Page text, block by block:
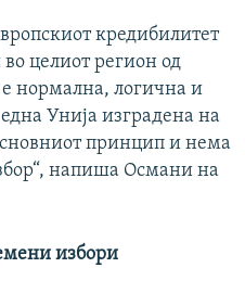
кредибилитет
целиот регион од
нормална, логична и
Унија изградена на
принцип и нема
напиша Османи на
избори